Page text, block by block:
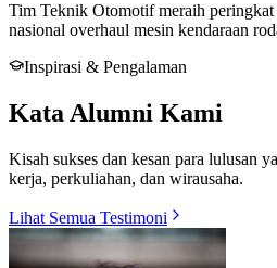
Tim Teknik Otomotif meraih peringkat
nasional overhaul mesin kendaraan
Inspirasi & Pengalaman
Kata Alumni Kami
Kisah sukses dan kesan para lulusan
kerja, perkuliahan, dan wirausaha.
Lihat Semua Testimoni